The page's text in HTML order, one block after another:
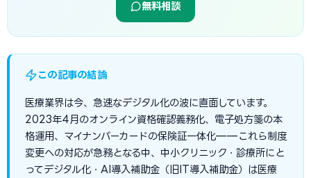
無料相談
この記事の結論
医療業界は今、急速なデジタル化の波に直面しています。
2023年4月のオンライン資格確認義務化、電子処方箋の本
格運用、マイナンバーカードの保険証一体化——これら制度
変更への対応が急務となる中、中小クリニック・診療所にと
ってデジタル化・AI導入補助金（旧IT導入補助金）は医療